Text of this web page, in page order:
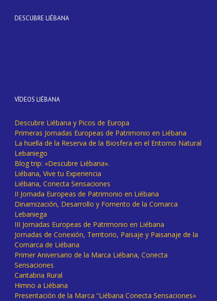
DESCUBRE LIÉBANA
VÍDEOS LIÉBANA
Descubre Liébana y Picos de Europa
Primeras Jornadas Europeas de Patrimonio en Liébana
La huella de la Reserva de la Biosfera en el Entorno Natural
Lebaniego
Blog trip: «Descubre Liébana».
Liébana, Vive tu Experiencia
Liébana, Conecta Sensaciones
II Jornada Europeas de Patrimonio en Liébana
Dinamización, Desarrollo y Fomento de la Comarca
Lebaniega
III Jornadas Europeas de Patrimonio en Liébana
Jornadas de Conexión, Territorio, Paisaje y Paisanaje de la
Comarca de Liébana
Primer Aniversario de la Marca Liébana, Conecta
Sensaciones
Cantabria Rural
Himno a Liébana
Presentación de la Marca “Liébana Conecta Sensaciones»